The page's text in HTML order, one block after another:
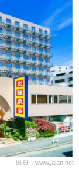
出典：www.jalan.net